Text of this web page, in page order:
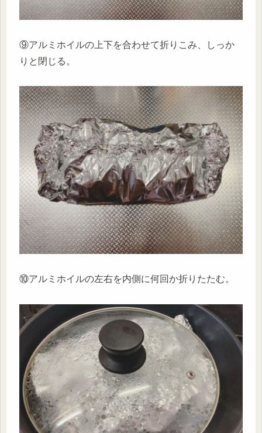
⑨アルミホイルの上下を合わせて折りこみ、しっか
りと閉じる。
⑩アルミホイルの左右を内側に何回か折りたたむ。